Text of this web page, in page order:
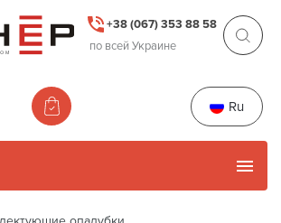
+38 (067) 353 88 58
по всей Украине
Ru